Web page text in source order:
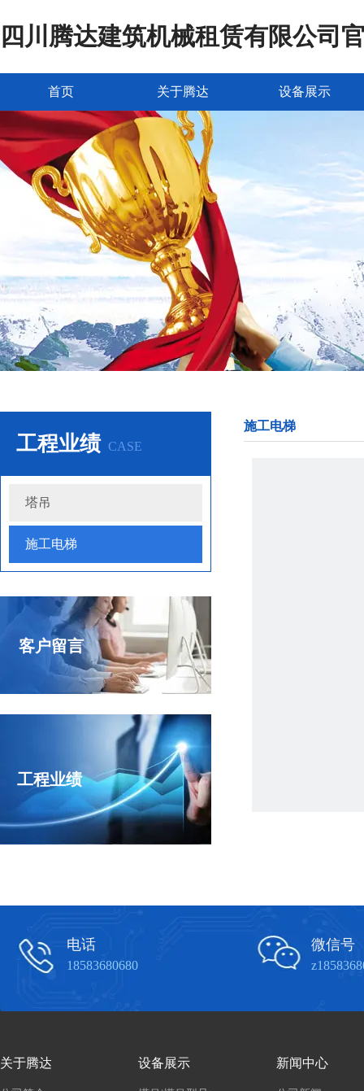
四川腾达建筑机械租赁有限公司
首页 关于腾达 设备展示
工程业绩 CASE
塔吊
施工电梯
客户留言
工程业绩
施工电梯
电话
18583680680
微信号
关于腾达 设备展示 新闻中心